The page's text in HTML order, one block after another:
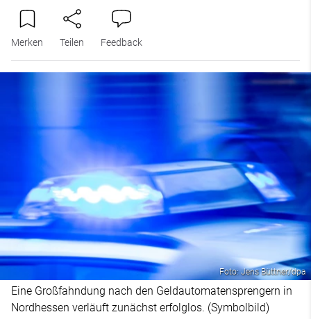
Merken Teilen Feedback
Foto: Jens Büttner/dpa
Eine Großfahndung nach den Geldautomatensprengern in
Nordhessen verläuft zunächst erfolglos. (Symbolbild)